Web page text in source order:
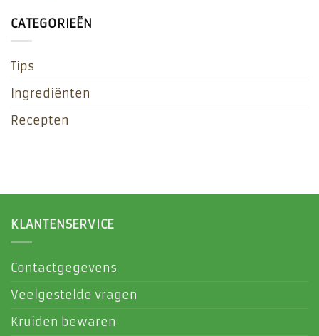
CATEGORIEËN
Tips
Ingrediënten
Recepten
KLANTENSERVICE
Contactgegevens
Veelgestelde vragen
Kruiden bewaren